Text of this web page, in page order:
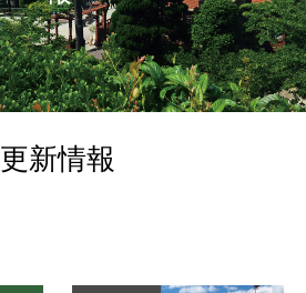
更新情報